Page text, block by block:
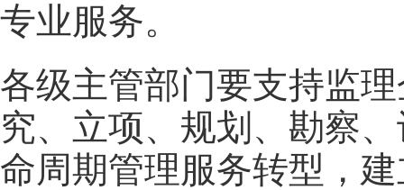
专业服务。
各级主管部门要支持监
究、立项、规划、勘察
命周期管理服务转型，